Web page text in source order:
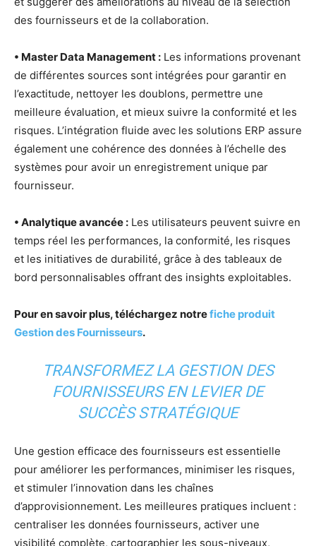
des fournisseurs et de la collaboration.
• Master Data Management : Les informations provenant
de différentes sources sont intégrées pour garantir en
l’exactitude, nettoyer les doublons, permettre une
meilleure évaluation, et mieux suivre la conformité et les
risques. L’intégration fluide avec les solutions ERP assure
également une cohérence des données à l’échelle des
systèmes pour avoir un enregistrement unique par
fournisseur.
• Analytique avancée : Les utilisateurs peuvent suivre en
temps réel les performances, la conformité, les risques
et les initiatives de durabilité, grâce à des tableaux de
bord personnalisables offrant des insights exploitables.
Pour en savoir plus, téléchargez notrefiche produit
Gestion des Fournisseurs.
TRANSFORMEZ LA GESTION DES
FOURNISSEURS EN LEVIER DE
SUCCÈS STRATÉGIQUE
Une gestion efficace des fournisseurs est essentielle
pour améliorer les performances, minimiser les risques,
et stimuler l’innovation dans les chaînes
d’approvisionnement. Les meilleures pratiques incluent :
centraliser les données fournisseurs, activer une
visibilité complète, cartographier les sous-niveaux,